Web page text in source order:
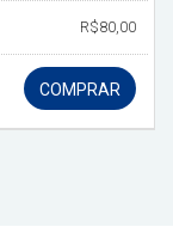
R$80,00
COMPRAR